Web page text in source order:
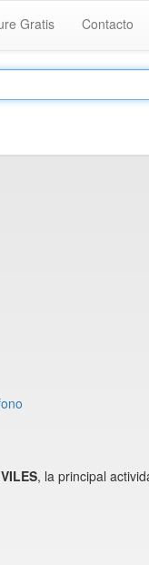
Gratis Contacto
, la principal